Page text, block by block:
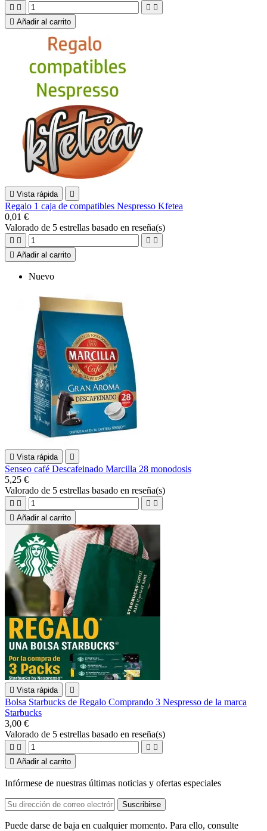
   
 Añadir al carrito
 Vista rápida 
Regalo 1 caja de compatibles Nespresso Kfetea
0,01 €
Valorado de 5 estrellas basado en reseña(s)
   
 Añadir al carrito
Nuevo
 Vista rápida 
Senseo café Descafeinado Marcilla 28 monodosis
5,25 €
Valorado de 5 estrellas basado en reseña(s)
   
 Añadir al carrito
 Vista rápida 
Bolsa Starbucks de Regalo Comprando 3 Nespresso de la marca
Starbucks
3,00 €
Valorado de 5 estrellas basado en reseña(s)
   
 Añadir al carrito
Infórmese de nuestras últimas noticias y ofertas especiales
Puede darse de baja en cualquier momento. Para ello, consulte